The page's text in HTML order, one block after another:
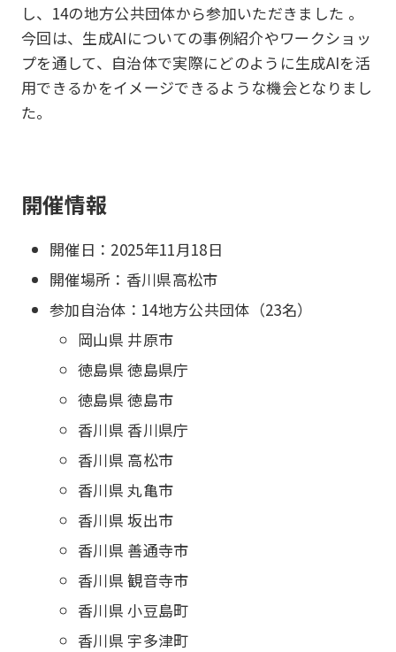
し、14の地方公共団体から参加いただきました 。
今回は、生成AIについての事例紹介やワークショッ
プを通して、自治体で実際にどのように生成AIを活
用できるかをイメージできるような機会となりまし
た。
開催情報
開催日：2025年11月18日
開催場所：香川県高松市
参加自治体：14地方公共団体（23名）
岡山県 井原市
徳島県 徳島県庁
徳島県 徳島市
香川県 香川県庁
香川県 高松市
香川県 丸亀市
香川県 坂出市
香川県 善通寺市
香川県 観音寺市
香川県 小豆島町
香川県 宇多津町